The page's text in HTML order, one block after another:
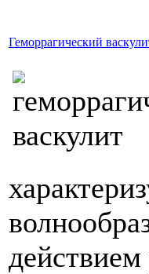
Геморрагический